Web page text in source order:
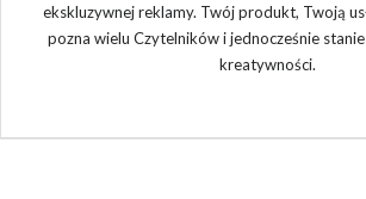
ekskluzywnej reklamy. Twój produkt, Twoją
pozna wielu Czytelników i jednocześnie
kreatywności.